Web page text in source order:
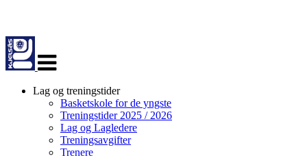
navigasjon
Lag og treningstider
Basketskole for de yngste
Treningstider 2025 / 2026
Lag og Lagledere
Treningsavgifter
Trenere